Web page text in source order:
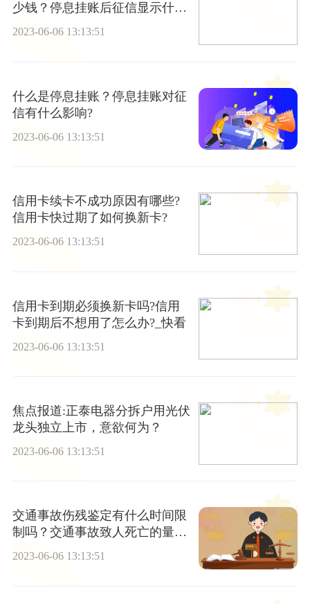
少钱？停息挂账后征信显示什么
状态?
2023-06-06 13:13:51
什么是停息挂账？停息挂账对征
信有什么影响?
2023-06-06 13:13:51
信用卡续卡不成功原因有哪些?
信用卡快过期了如何换新卡?
2023-06-06 13:13:51
信用卡到期必须换新卡吗?信用
卡到期后不想用了怎么办?_快看
2023-06-06 13:13:51
焦点报道:正泰电器分拆户用光伏
龙头独立上市，意欲何为？
2023-06-06 13:13:51
交通事故伤残鉴定有什么时间限
制吗？交通事故致人死亡的量刑
标准
2023-06-06 13:13:51